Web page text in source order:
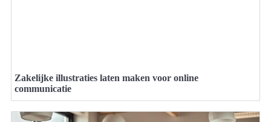
Zakelijke illustraties laten maken voor online
communicatie